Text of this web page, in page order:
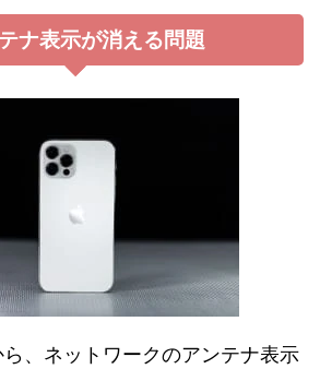
ナ表示が消える問題
、ネットワークのアンテナ表示